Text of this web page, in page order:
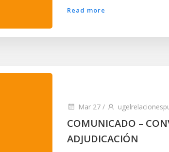
Read more
Mar 27 /
COMUNICADO –
ADJUDICACIÓN